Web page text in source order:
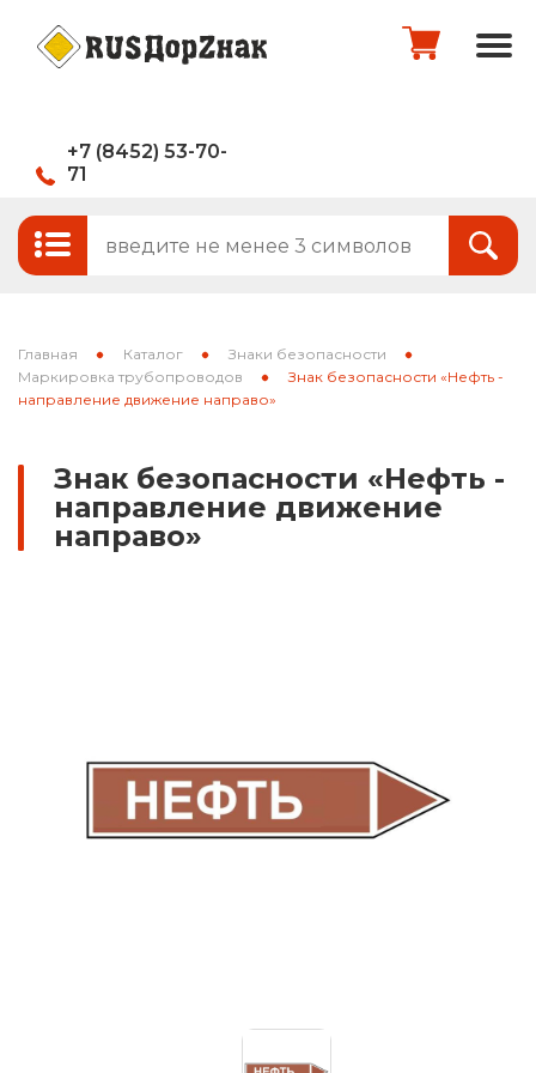
+7 (8452) 53-70-
71
Оформить заказ
Итого:Стандартные и временные дорожные
Знаки на щитах
Каркасные знаки
Паспорта объектов (щиты для
национальных проектов)
Передвижные заградительные знаки
Светодиодные знаки на солнечной
Главная Каталог
Знаки безопасности
Маркировка трубопроводов
Знак безопасности «Нефть -
направление движение направо»
Знак безопасности «Нефть -
направление движение
направо»